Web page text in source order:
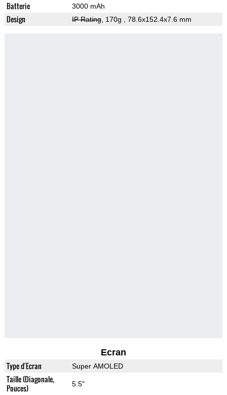
Batterie 3000 mAh
Design IP Rating, 170g , 78.6x152.4x7.6 mm
Ecran
Type d'Ecran Super AMOLED
Taille (Diagonale,
Pouces)
5.5"